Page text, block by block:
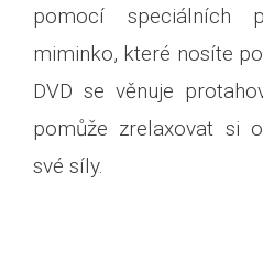
pomocí speciálních
miminko, které nosíte
DVD se věnuje
pomůže zrelaxovat si
své síly.